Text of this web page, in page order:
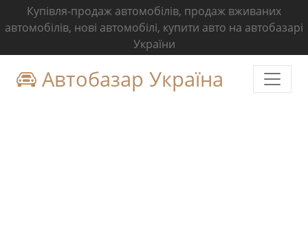
Купівля-продаж автомобілів, продаж вживаних
автомобілів, нові автомобілі, купити авто на автобазарі
України
Автобазар Україна